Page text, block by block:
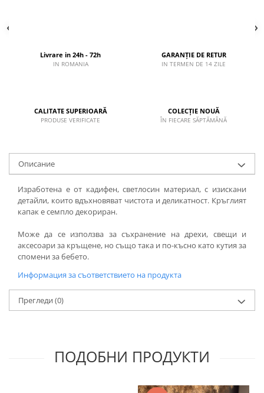
Livrare in 24h - 72h
IN ROMANIA
GARANȚIE DE RETUR
IN TERMEN DE 14 ZILE
CALITATE SUPERIOARĂ
PRODUSE VERIFICATE
COLECȚIE NOUĂ
ÎN FIECARE SĂPTĂMÂNĂ
Описание
Изработена е от кадифен, светлосин материал, с изискани
детайли, които вдъхновяват чистота и деликатност. Кръглият
капак е семпло декориран.
Може да се използва за съхранение на дрехи, свещи и
аксесоари за кръщене, но също така и по-късно като кутия за
спомени за бебето.
Информация за съответствието на продукта
Прегледи (0)
ПОДОБНИ ПРОДУКТИ